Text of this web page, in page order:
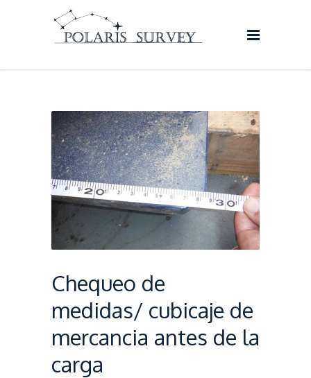
Chequeo de
medidas/ cubicaje de
mercancia antes de la
carga